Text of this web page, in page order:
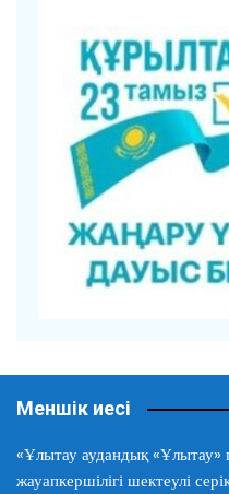
Меншік иесі
«Ұлытау аудандық «Ұлытау»
жауапкершілігі шектеулі